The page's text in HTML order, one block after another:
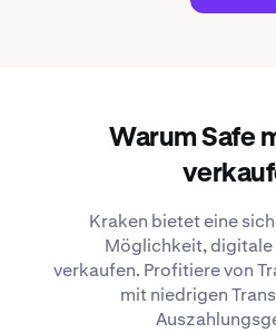
Warum Safe
Kraken bietet eine
Möglichkeit, digitale
verkaufen. Profitiere von
mit niedrigen